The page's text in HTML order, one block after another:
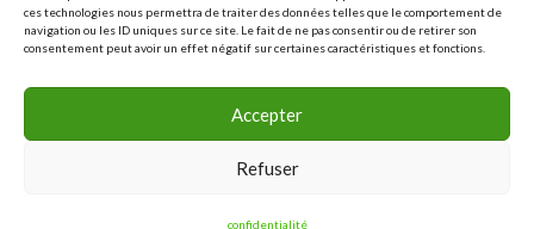
ces technologies nous permettra de traiter des données telles que le comportement de
navigation ou les ID uniques sur ce site. Le fait de ne pas consentir ou de retirer son
consentement peut avoir un effet négatif sur certaines caractéristiques et fonctions.
Accepter
Refuser
confidentialité
Agence web :Création de site à Genève
Découvrez leservice d’e-réputation
droits réservés | Service de référencement naturel